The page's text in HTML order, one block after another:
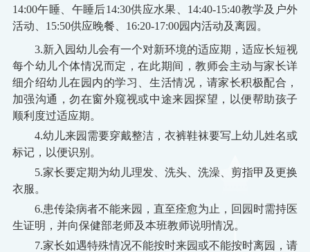
14:00午睡、 午睡后14:30供应水果、14:40-15:40教学及户外
活动、15:50供应晚餐、16:20-17:00园内活动及离园。
3.新入园幼儿会有一个对新环境的适应期，适应长短视
每个幼儿个体情况而定，在此期间，教师会主动与家长详
细介绍幼儿在园内的学习、生活情况，请家长积极配合，
加强沟通，勿在窗外窥视或中途来园探望，以便帮助孩子
顺利度过适应期。
4.幼儿来园需要穿戴整洁，衣裤鞋袜要写上幼儿姓名或
标记，以便识别。
5.家长要定期为幼儿理发、洗头、洗澡、剪指甲及更换
衣服。
6.患传染病者不能来园，直至痊愈为止，回园时需持医
生证明，并向保健部老师及本班教师说明情况。
7.家长如遇特殊情况不能按时来园或不能按时离园，请